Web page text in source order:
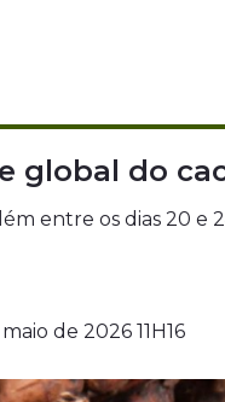
global do
entre os dias 20 e
maio de 2026 11H16